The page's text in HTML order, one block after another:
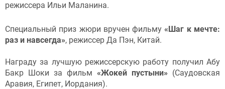
режиссера Ильи Маланина.
Специальный приз жюри вручен фильму«Шаг к мечте:
раз и навсегда», режиссер Да Пэн, Китай.
Награду за лучшую режиссерскую работу получил Абу
Бакр Шоки за фильм «Жокей пустыни» (Саудовская
Аравия, Египет, Иордания).